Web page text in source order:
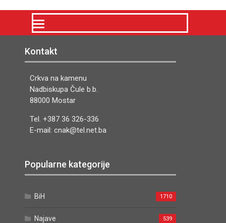
Kontakt
Crkva na kamenu
Nadbiskupa Čule b.b.
88000 Mostar
Tel. +387 36 326-336
E-mail: cnak@tel.net.ba
Popularne kategorije
BiH 1710
Najave 539